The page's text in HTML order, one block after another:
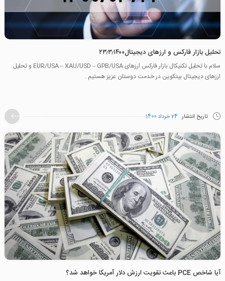
تحلیل بازار فارکس و ارزهای دیجیتال۲۳٫۳٫۱۴۰۰
سلام با تحلیل تکنیکال بازار فارکس ارزهای EUR/USA – XAU/USD – GPB/USA و تحلیل
ارزهای دیجیتال بیتکوین در خدمت دوستان عزیز هستیم .
تاریخ انتشار 24 خرداد 1400
آیا شاخص PCE باعث تقویت ارزش دلار آمریکا خواهد شد؟